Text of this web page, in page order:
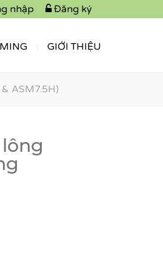
nhập Đăng ký
GIỚI THIỆU
ASM7.5H)